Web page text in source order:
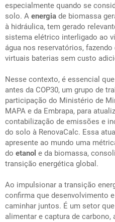
especialmente quando se
solo. A energia de biomassa
à hidráulica, tem gerado
sistema elétrico interligado ao
água nos reservatórios,
virtuais baterias sem custo
Nesse contexto, é essencial
antes da COP30, um grupo de
participação do Ministério de
MAPA e da Embrapa, para
contabilização de emissões e
do solo à RenovaCalc. Essa
apresente ao mundo uma
do etanol e da biomassa,
transição energética global.
Ao impulsionar a transição
confirma que desenvolvimento
caminhar juntos. É um setor
alimentar e captura de carbono,